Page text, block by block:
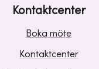
Kontaktcenter
Boka möte
Kontaktcenter